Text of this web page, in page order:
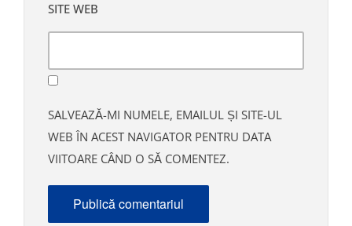
SITE WEB
SALVEAZĂ-MI NUMELE, EMAILUL ȘI SITE-UL
WEB ÎN ACEST NAVIGATOR PENTRU DATA
VIITOARE CÂND O SĂ COMENTEZ.